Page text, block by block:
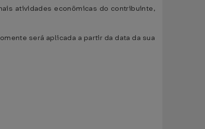
atividades econômicas do contribuinte,
será aplicada a partir da data da sua